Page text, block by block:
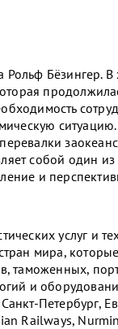
Рольф Бёзингер. В
собой один из
и
услуг и
мира, которые
таможенных,
и
Петербург,
Railways,